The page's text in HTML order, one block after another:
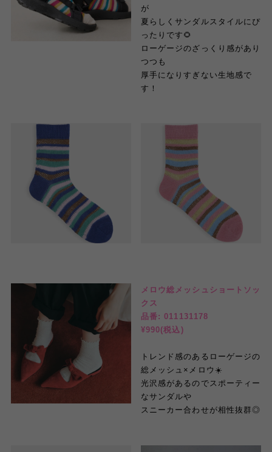
が
夏らしくサンダルスタイルにぴ
ったりです🌻
ローゲージのざっくり感があり
つつも
厚手になりすぎない生地感で
す！
メロウ総メッシュショートソッ
クス
品番: 011131178
¥990(税込)
トレンド感のあるローゲージの
総メッシュ×メロウ☀️
光沢感があるのでスポーティー
なサンダルや
スニーカー合わせが相性抜群◎